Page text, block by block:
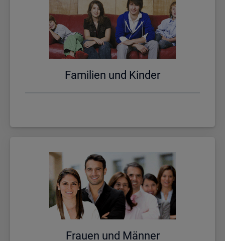
Fa­mi­li­en und Kin­der
Frau­en und Män­ner